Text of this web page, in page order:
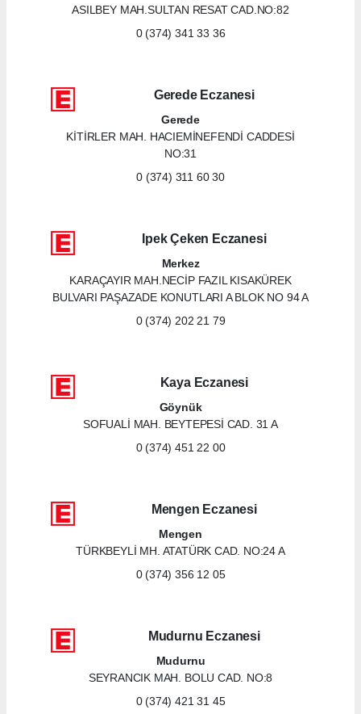
ASILBEY MAH.SULTAN RESAT CAD.NO:82
0 (374) 341 33 36
Gerede Eczanesi
Gerede
KİTİRLER MAH. HACIEMİNEFENDİ CADDESİ
NO:31
0 (374) 311 60 30
Ipek Çeken Eczanesi
Merkez
KARAÇAYIR MAH.NECİP FAZIL KISAKÜREK
BULVARI PAŞAZADE KONUTLARI A BLOK NO 94 A
0 (374) 202 21 79
Kaya Eczanesi
Göynük
SOFUALİ MAH. BEYTEPESİ CAD. 31 A
0 (374) 451 22 00
Mengen Eczanesi
Mengen
TÜRKBEYLİ MH. ATATÜRK CAD. NO:24 A
0 (374) 356 12 05
Mudurnu Eczanesi
Mudurnu
SEYRANCIK MAH. BOLU CAD. NO:8
0 (374) 421 31 45